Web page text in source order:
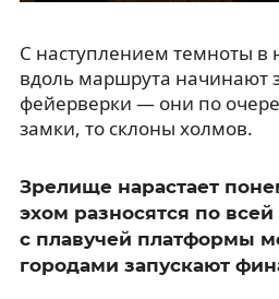
С наступлением темноты в
вдоль маршрута начинают
фейерверки — они по
замки, то склоны холмов.
Зрелище нарастает
эхом разносятся по
с плавучей платформы
городами запускают